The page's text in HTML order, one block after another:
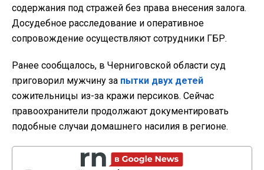
содержания под стражей без права внесения залога.
Досудебное расследование и оперативное
сопровождение осуществляют сотрудники ГБР.
Ранее сообщалось, в Черниговской области суд
приговорил мужчину за пытки двух детей
сожительницы из-за кражи персиков. Сейчас
правоохранители продолжают документировать
подобные случаи домашнего насилия в регионе.